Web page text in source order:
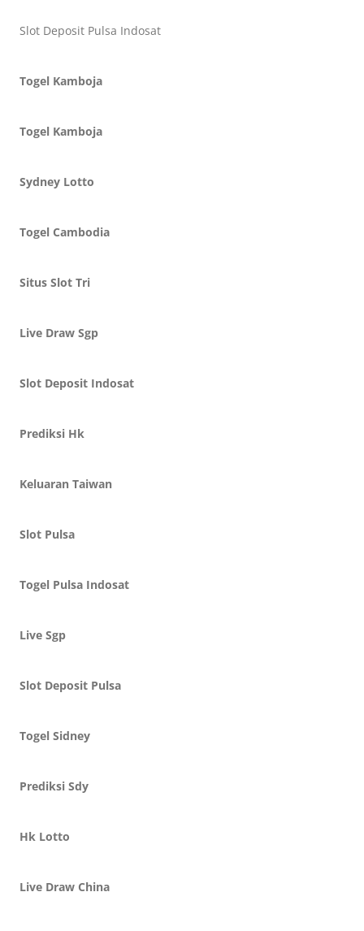
Slot Deposit Pulsa Indosat
Togel Kamboja
Togel Kamboja
Sydney Lotto
Togel Cambodia
Situs Slot Tri
Live Draw Sgp
Slot Deposit Indosat
Prediksi Hk
Keluaran Taiwan
Slot Pulsa
Togel Pulsa Indosat
Live Sgp
Slot Deposit Pulsa
Togel Sidney
Prediksi Sdy
Hk Lotto
Live Draw China